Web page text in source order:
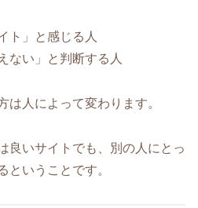
ト」と感じる人
ない」と判断する人
は人によって変わります。
良いサイトでも、別の人にとっ
ということです。